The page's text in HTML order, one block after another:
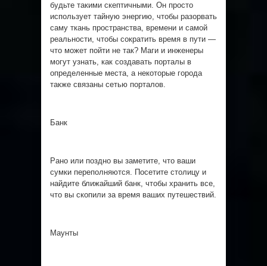
будьте такими скептичными. Он просто
использует тайную энергию, чтобы разорвать
саму ткань пространства, времени и самой
реальности, чтобы сократить время в пути —
что может пойти не так? Маги и инженеры
могут узнать, как создавать порталы в
определенные места, а некоторые города
также связаны сетью порталов.
Банк
Рано или поздно вы заметите, что ваши
сумки переполняются. Посетите столицу и
найдите ближайший банк, чтобы хранить все,
что вы скопили за время ваших путешествий.
Маунты